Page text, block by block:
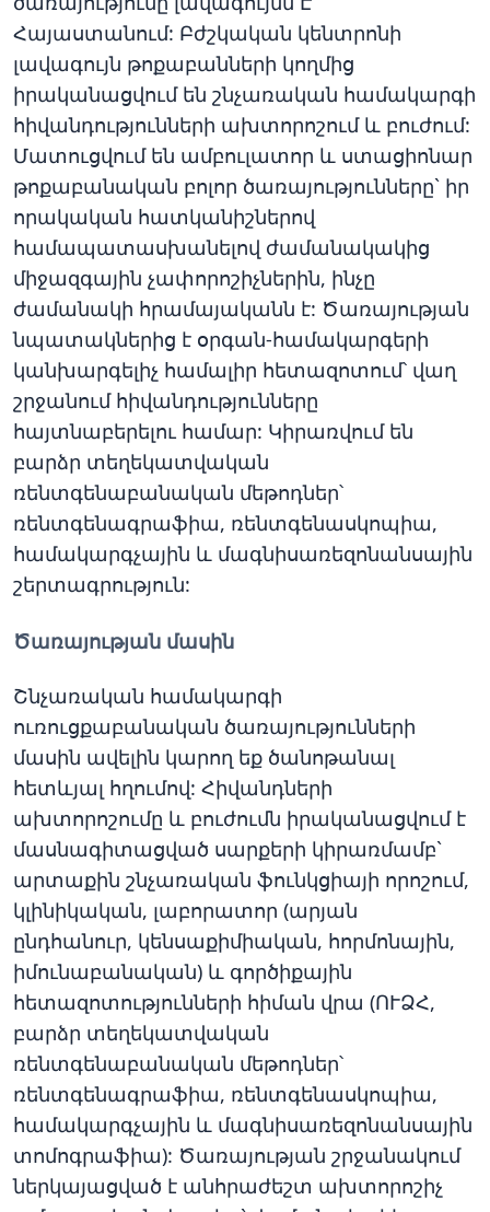
Հայաստանում: Բժշկական կենտրոնի
լավագույն թոքաբանների կողմից
իրականացվում են շնչառական համակարգի
հիվանդությունների ախտորոշում և բուժում:
Մատուցվում են ամբուլատոր և ստացիոնար
թոքաբանական բոլոր ծառայությունները` իր
որակական հատկանիշներով
համապատասխանելով ժամանակակից
միջազգային չափորոշիչներին, ինչը
ժամանակի հրամայականն է: Ծառայության
նպատակներից է օրգան-համակարգերի
կանխարգելիչ համալիր հետազոտում՝ վաղ
շրջանում հիվանդությունները
հայտնաբերելու համար: Կիրառվում են
բարձր տեղեկատվական
ռենտգենաբանական մեթոդներ՝
ռենտգենագրաֆիա, ռենտգենասկոպիա,
համակարգչային և մագնիսառեզոնանսային
շերտագրություն:
Ծառայության մասին
Շնչառական համակարգի
ուռուցքաբանական ծառայությունների
մասին ավելին կարող եք ծանոթանալ
հետևյալ հղումով: Հիվանդների
ախտորոշումը և բուժումն իրականացվում է
մասնագիտացված սարքերի կիրառմամբ`
արտաքին շնչառական ֆունկցիայի որոշում,
կլինիկական, լաբորատոր (արյան
ընդհանուր, կենսաքիմիական, հորմոնային,
իմունաբանական) և գործիքային
հետազոտությունների հիման վրա (ՈՒՁՀ,
բարձր տեղեկատվական
ռենտգենաբանական մեթոդներ՝
ռենտգենագրաֆիա, ռենտգենասկոպիա,
համակարգչային և մագնիսառեզոնանսային
տոմոգրաֆիա): Ծառայության շրջանակում
ներկայացված է անհրաժեշտ ախտորոշիչ